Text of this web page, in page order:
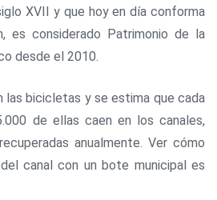
XVII y que hoy en día conforma
es considerado Patrimonio de la
desde el 2010.
las bicicletas y se estima que cada
de ellas caen en los canales,
anualmente. Ver cómo
canal con un bote municipal es